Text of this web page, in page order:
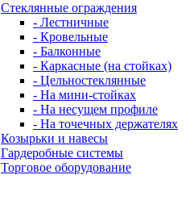
Стеклянные ограждения
- Лестничные
- Кровельные
- Балконные
- Каркасные (на стойках)
- Цельностеклянные
- На мини-стойках
- На несущем профиле
- На точечных держателях
Козырьки и навесы
Гардеробные системы
Торговое оборудование